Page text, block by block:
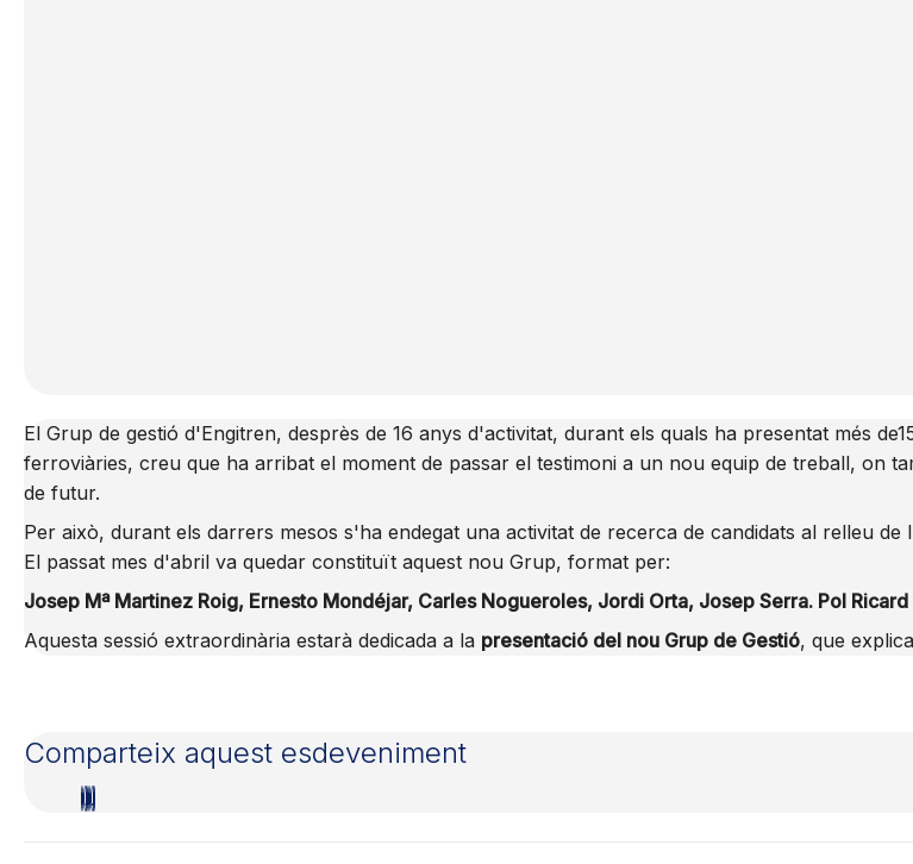
El Grup de gestió d'Engitren, desprès de 16 anys d'activitat, durant els quals ha presentat més
ferroviàries, creu que ha arribat el moment de passar el testimoni a un nou equip de treball, on
de futur.
Per això, durant els darrers mesos s'ha endegat una activitat de recerca de candidats al relleu de
El passat mes d'abril va quedar constituït aquest nou Grup, format per:
Josep Mª Martinez Roig, Ernesto Mondéjar, Carles Nogueroles, Jordi Orta, Josep Serra. Pol
Aquesta sessió extraordinària estarà dedicada a la presentació del nou Grup de Gestió, que
Comparteix aquest esdeveniment